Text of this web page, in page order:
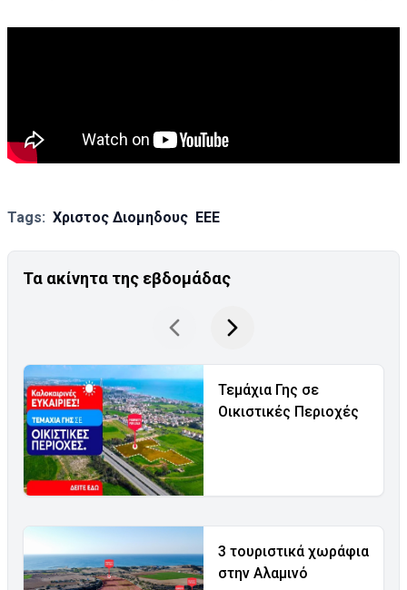
Tags: Χριστος Διομηδους ΕΕΕ
Τα ακίνητα της εβδομάδας
Τεμάχια Γης σε
Οικιστικές Περιοχές
3 τουριστικά χωράφια
στην Αλαμινό